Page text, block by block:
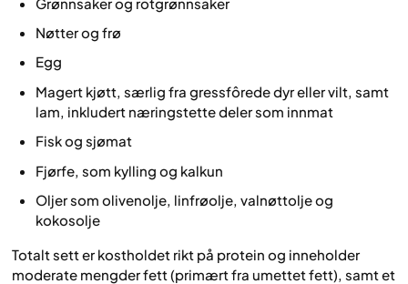
Nøtter og frø
Egg
Magert kjøtt, særlig fra gressfôrede dyr eller vilt, samt
lam, inkludert næringstette deler som innmat
Fisk og sjømat
Fjørfe, som kylling og kalkun
Oljer som olivenolje, linfrøolje, valnøttolje og
kokosolje
Totalt sett er kostholdet rikt på protein og inneholder
moderate mengder fett (primært fra umettet fett), samt et